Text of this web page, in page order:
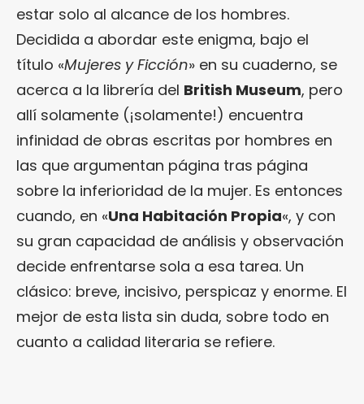
estar solo al alcance de los hombres.
Decidida a abordar este enigma, bajo el
título «Mujeres y Ficción» en su cuaderno, se
acerca a la librería del British Museum, pero
allí solamente (¡solamente!) encuentra
infinidad de obras escritas por hombres en
las que argumentan página tras página
sobre la inferioridad de la mujer. Es entonces
cuando, en «Una Habitación Propia«, y con
su gran capacidad de análisis y observación
decide enfrentarse sola a esa tarea. Un
clásico: breve, incisivo, perspicaz y enorme. El
mejor de esta lista sin duda, sobre todo en
cuanto a calidad literaria se refiere.